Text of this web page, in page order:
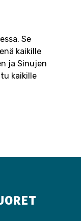
Se
kaikille
ja Sinujen
kaikille